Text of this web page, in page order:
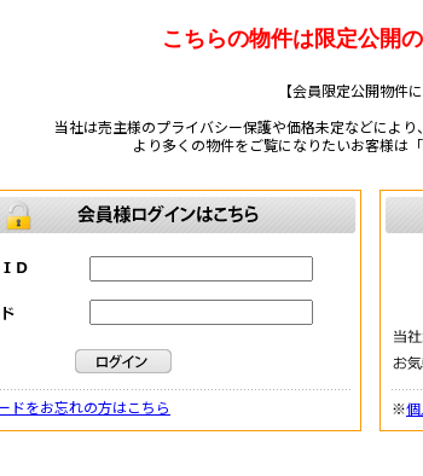
こちらの物件は限定公開
【会員限定公開物件
当社は売主様のプライバシー保護や価格未定などにより
より多くの物件をご覧になりたいお客様は
ドをお忘れの方はこちら ※